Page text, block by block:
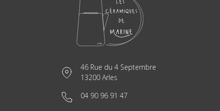
46 Rue du 4 Septembre
13200 Arles
04 90 96 91 47